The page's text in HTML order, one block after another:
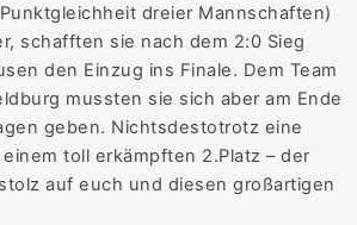
dreier Mannschaften)
schafften sie nach dem 2:0 Sieg
den Einzug ins Finale. Dem Team
mussten sie sich aber am Ende
geben. Nichtsdestotrotz eine
toll erkämpften 2.Platz – der
auf euch und diesen großartigen